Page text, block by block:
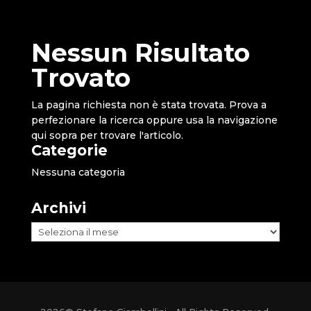
Nessun Risultato
Trovato
La pagina richiesta non è stata trovata. Prova a
perfezionare la ricerca oppure usa la navigazione
qui sopra per trovare l'articolo.
Categorie
Nessuna categoria
Archivi
Archivi